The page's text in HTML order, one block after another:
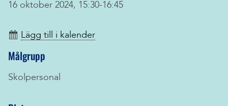
16 oktober 2024, 15:30-16:45
Lägg till i kalender
Målgrupp
Skolpersonal